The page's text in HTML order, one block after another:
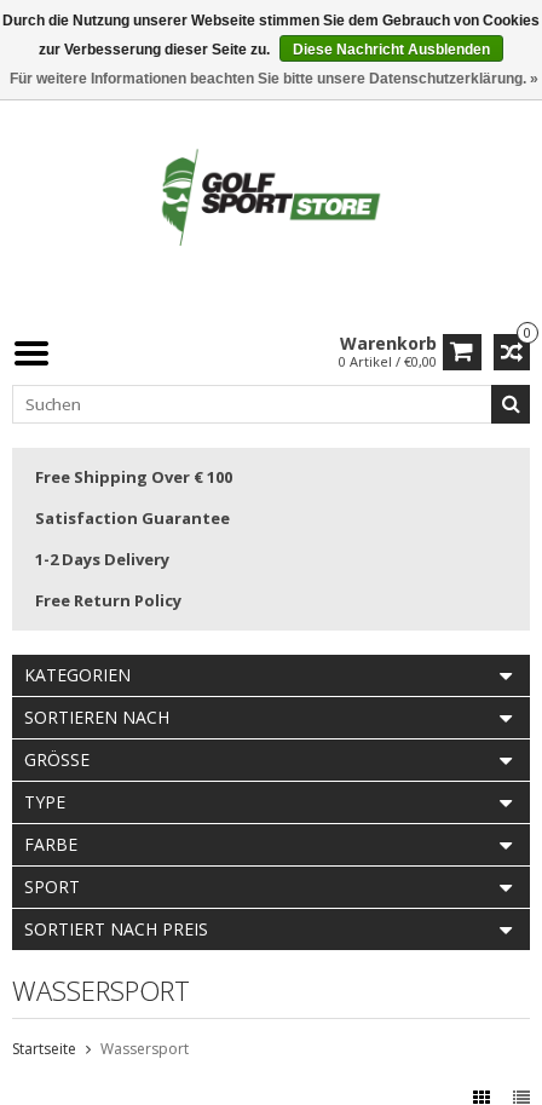
0
Warenkorb
0 Artikel / €0,00
Free Shipping Over € 100
Satisfaction Guarantee
1-2 Days Delivery
Free Return Policy
KATEGORIEN
SORTIEREN NACH
GRÖSSE
TYPE
FARBE
SPORT
SORTIERT NACH PREIS
WASSERSPORT
Startseite Wassersport
Durch die Nutzung unserer Webseite stimmen Sie dem Gebrauch von Cookies
zur Verbesserung dieser Seite zu.
Diese Nachricht Ausblenden
Für weitere Informationen beachten Sie bitte unsere Datenschutzerklärung. »